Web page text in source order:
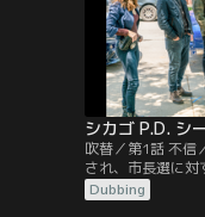
シカゴ P.D. シ
吹替／第1話 不信
され、市長選に対
イトが殺人に関与
疑われる。アプト
Dubbing